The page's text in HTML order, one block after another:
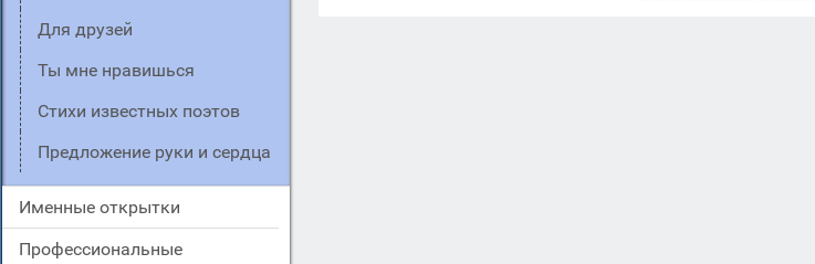
Для друзей
Ты мне нравишься
Стихи известных поэтов
Предложение руки и сердца
Именные открытки
Профессиональные